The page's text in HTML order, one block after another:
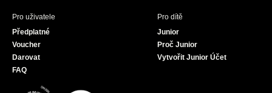
Pro uživatele
Předplatné
Voucher
Darovat
FAQ
Pro dítě
Junior
Proč Junior
Vytvořit Junior Účet